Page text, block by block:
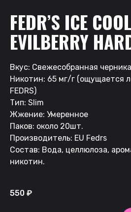
FEDR’S ICE
EVILBERRY
Вкус: Свежесобранная черника
Никотин: 65 мг/г (ощущается
FEDRS)
Тип: Slim
Жжение: Умеренное
Паков: около 20шт.
Производитель: EU Fedrs
Состав: Вода, целлюлоза,
никотин.
550 ₽